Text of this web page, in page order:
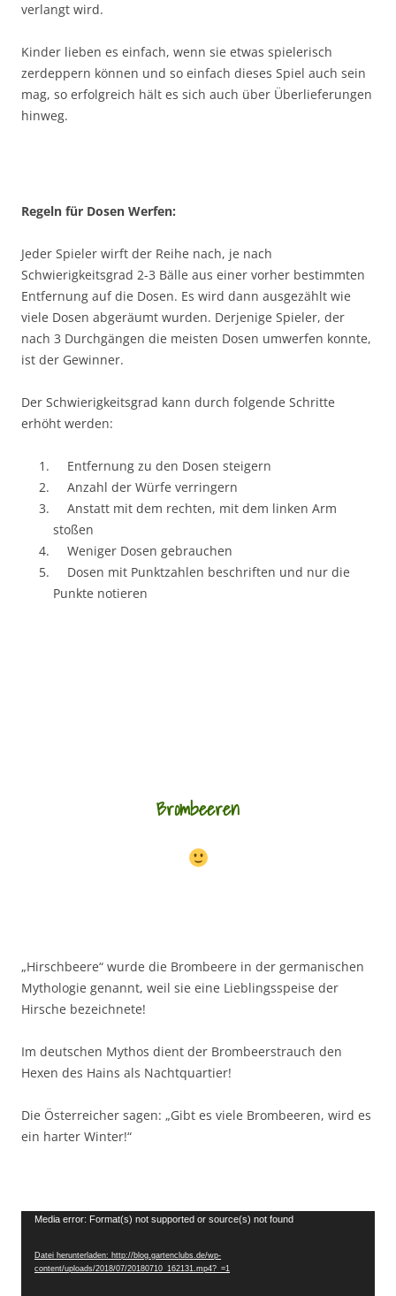
verlangt wird.
Kinder lieben es einfach, wenn sie etwas spielerisch
zerdeppern können und so einfach dieses Spiel auch sein
mag, so erfolgreich hält es sich auch über Überlieferungen
hinweg.
Regeln für Dosen Werfen:
Jeder Spieler wirft der Reihe nach, je nach
Schwierigkeitsgrad 2-3 Bälle aus einer vorher bestimmten
Entfernung auf die Dosen. Es wird dann ausgezählt wie
viele Dosen abgeräumt wurden. Derjenige Spieler, der
nach 3 Durchgängen die meisten Dosen umwerfen konnte,
ist der Gewinner.
Der Schwierigkeitsgrad kann durch folgende Schritte
erhöht werden:
Entfernung zu den Dosen steigern
Anzahl der Würfe verringern
Anstatt mit dem rechten, mit dem linken Arm
stoßen
Weniger Dosen gebrauchen
Dosen mit Punktzahlen beschriften und nur die
Punkte notieren
Brombeeren
„Hirschbeere“ wurde die Brombeere in der germanischen
Mythologie genannt, weil sie eine Lieblingsspeise der
Hirsche bezeichnete!
Im deutschen Mythos dient der Brombeerstrauch den
Hexen des Hains als Nachtquartier!
Die Österreicher sagen: „Gibt es viele Brombeeren, wird es
ein harter Winter!“
Video-
Media error: Format(s) not supported or source(s) not found
Datei herunterladen: http://blog.gartenclubs.de/wp-
content/uploads/2018/07/20180710_162131.mp4?_=1